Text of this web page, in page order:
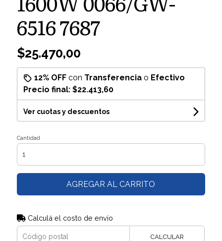
6516 7687
$25.470,00
12% OFFcon Transferenciao Efectivo
Precio final: $22.413,60
Ver cuotas y descuentos
Cantidad
AGREGAR AL CARRITO
Calculá el costo de envío
CALCULAR